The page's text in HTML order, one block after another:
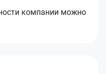
компании можно